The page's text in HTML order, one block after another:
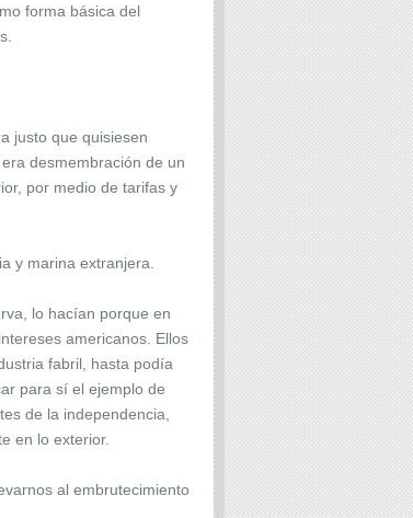
forma básica del
justo que quisiesen
desmembración de un
por medio de tarifas y
y marina extranjera.
lo hacían porque en
americanos. Ellos
fabril, hasta podía
para sí el ejemplo de
de la independencia,
en lo exterior.
al embrutecimiento